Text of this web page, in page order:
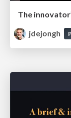
jdejongh